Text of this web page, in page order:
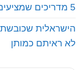
5 מדריכים שמציעים סיורים בעברית בוורשה ובפולין
הישראלית
לא ראיתם כמותן